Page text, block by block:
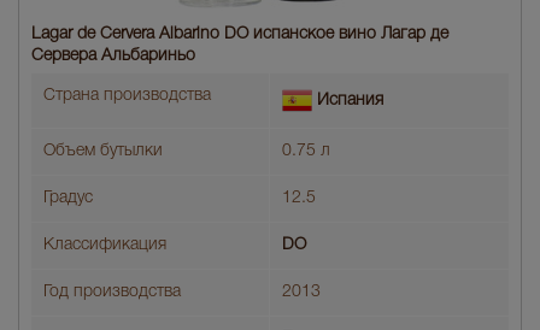
Lagar de Cervera Albarino DO испанское вино Лагар де
Сервера Альбариньо
Страна производства Испания
Объем бутылки 0.75 л
Градус 12.5
Классификация DO
Год производства 2013